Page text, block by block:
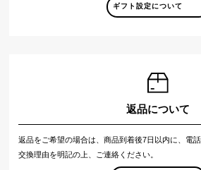
ギフト設定について
返品について
返品をご希望の場合は、商品到着後7日以内に、電
交換理由を明記の上、ご連絡ください。